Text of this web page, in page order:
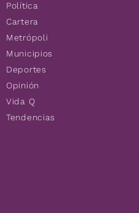
Política
Cartera
Metrópoli
Municipios
Deportes
Opinión
Vida Q
Tendencias